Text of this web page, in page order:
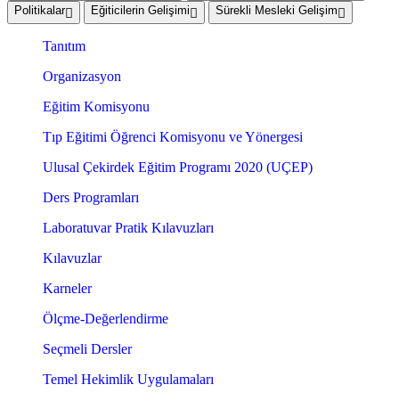
Politikalar
Eğiticilerin Gelişimi Sürekli Mesleki Gelişim
Tanıtım
Organizasyon
Eğitim Komisyonu
Tıp Eğitimi Öğrenci Komisyonu ve Yönergesi
Ulusal Çekirdek Eğitim Programı 2020 (UÇEP)
Ders Programları
Laboratuvar Pratik Kılavuzları
Kılavuzlar
Karneler
Ölçme-Değerlendirme
Seçmeli Dersler
Temel Hekimlik Uygulamaları